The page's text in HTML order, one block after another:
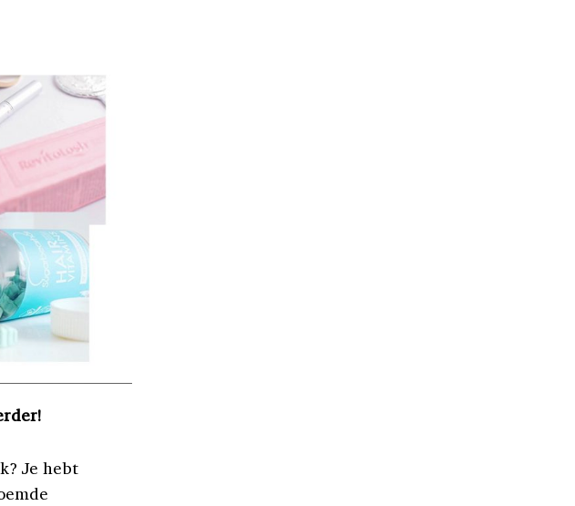
Je hebt